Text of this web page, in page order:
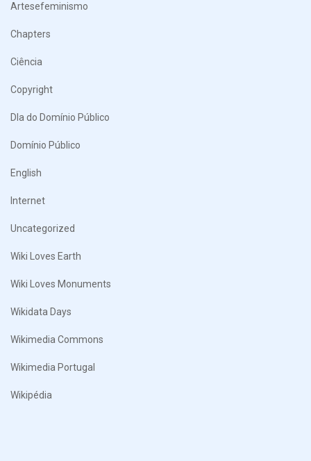
Artesefeminismo
Chapters
Ciência
Copyright
DIa do Domínio Público
Domínio Público
English
Internet
Uncategorized
Wiki Loves Earth
Wiki Loves Monuments
Wikidata Days
Wikimedia Commons
Wikimedia Portugal
Wikipédia